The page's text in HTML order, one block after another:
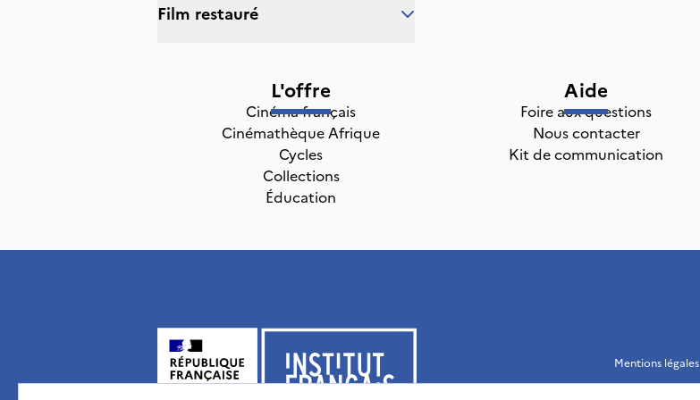
Film restauré
L'offre
Cinéma français
Cinémathèque Afrique
Cycles
Collections
Éducation
Aide
Foire aux questions
Nous contacter
Kit de communication
Mentions légales